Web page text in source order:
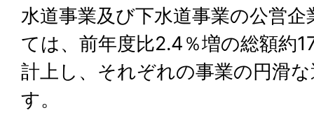
水道事業及び下水道事業の公営
ては、前年度比2.4％増の総額約
計上し、それぞれの事業の円滑
す。